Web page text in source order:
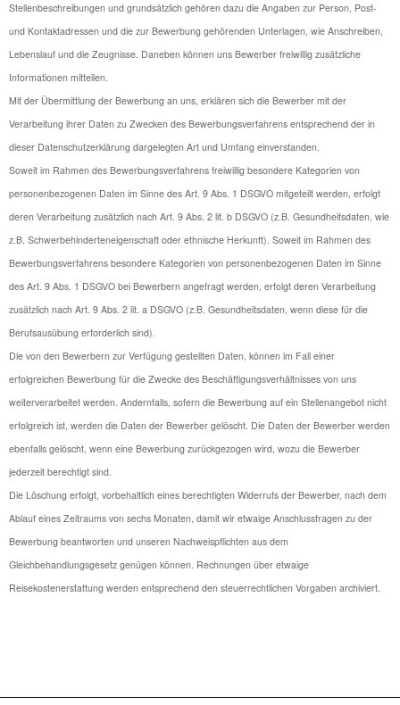
Stellenbeschreibungen und grundsätzlich gehören dazu die Angaben zur Person, Post-
und Kontaktadressen und die zur Bewerbung gehörenden Unterlagen, wie Anschreiben,
Lebenslauf und die Zeugnisse. Daneben können uns Bewerber freiwillig zusätzliche
Informationen mitteilen.
Mit der Übermittlung der Bewerbung an uns, erklären sich die Bewerber mit der
Verarbeitung ihrer Daten zu Zwecken des Bewerbungsverfahrens entsprechend der in
dieser Datenschutzerklärung dargelegten Art und Umfang einverstanden.
Soweit im Rahmen des Bewerbungsverfahrens freiwillig besondere Kategorien von
personenbezogenen Daten im Sinne des Art. 9 Abs. 1 DSGVO mitgeteilt werden, erfolgt
deren Verarbeitung zusätzlich nach Art. 9 Abs. 2 lit. b DSGVO (z.B. Gesundheitsdaten, wie
z.B. Schwerbehinderteneigenschaft oder ethnische Herkunft). Soweit im Rahmen des
Bewerbungsverfahrens besondere Kategorien von personenbezogenen Daten im Sinne
des Art. 9 Abs. 1 DSGVO bei Bewerbern angefragt werden, erfolgt deren Verarbeitung
zusätzlich nach Art. 9 Abs. 2 lit. a DSGVO (z.B. Gesundheitsdaten, wenn diese für die
Berufsausübung erforderlich sind).
Die von den Bewerbern zur Verfügung gestellten Daten, können im Fall einer
erfolgreichen Bewerbung für die Zwecke des Beschäftigungsverhältnisses von uns
weiterverarbeitet werden. Andernfalls, sofern die Bewerbung auf ein Stellenangebot nicht
erfolgreich ist, werden die Daten der Bewerber gelöscht. Die Daten der Bewerber werden
ebenfalls gelöscht, wenn eine Bewerbung zurückgezogen wird, wozu die Bewerber
jederzeit berechtigt sind.
Die Löschung erfolgt, vorbehaltlich eines berechtigten Widerrufs der Bewerber, nach dem
Ablauf eines Zeitraums von sechs Monaten, damit wir etwaige Anschlussfragen zu der
Bewerbung beantworten und unseren Nachweispflichten aus dem
Gleichbehandlungsgesetz genügen können. Rechnungen über etwaige
Reisekostenerstattung werden entsprechend den steuerrechtlichen Vorgaben archiviert.